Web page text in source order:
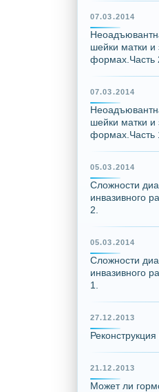
07.03.2014
шейки матки
формах.Часть
07.03.2014
шейки матки
формах.Часть
05.03.2014
Сложности
инвазивного
2.
05.03.2014
Сложности
инвазивного
1.
27.12.2013
21.12.2013
Может ли